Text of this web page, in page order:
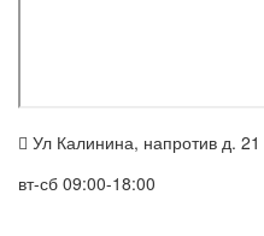
Ул Калинина, напротив д. 21
вт-сб 09:00-18:00